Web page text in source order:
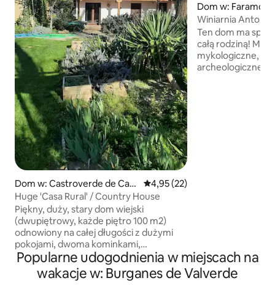
Dom w: Castroverde de Cam
pos
Średnia ocena: 4,95 na 5,
4,95 (22)
Huge 'Casa Rural' / Country House
Piękny, duży, stary dom wiejski
(dwupiętrowy, każde piętro 100 m2)
odnowiony na całej długości z dużymi
pokojami, dwoma kominkami,
ogromnym tarasem z pełnym
wyposażeniem meblowym i dużym
ogrodem wiejskim (800 m2) ze starymi
Dom w:
a
Winiarnia Antonio
Ten dom ma
całą rodziną!
mykologiczne,
archeologiczne,
Popularne udogodnienia w miejscach na
wakacje w: Burganes de Valverde